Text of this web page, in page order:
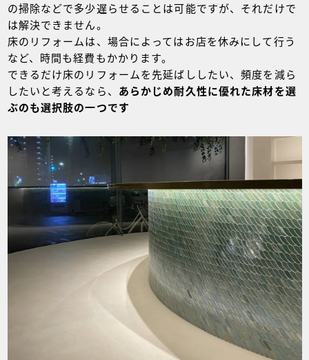
の掃除などで多少遅らせることは可能ですが、それだけで
は解決できません。
床のリフォームは、場合によってはお店を休みにして行う
など、時間も経費もかかります。
できるだけ床のリフォームを先延ばししたい、頻度を減ら
したいと考えるなら、 あらかじめ耐久性に優れた床材を選
ぶのも選択肢の一つです